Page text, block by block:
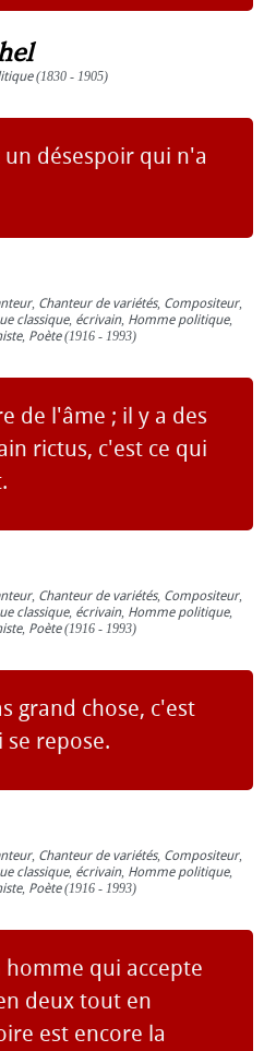
(1830 - 1905)
désespoir qui n'a
, Chanteur de variétés, Compositeur,
classique, écrivain, Homme politique,
, Poète(1916 - 1993)
de l'âme ; il y a des
rictus, c'est ce qui
, Chanteur de variétés, Compositeur,
classique, écrivain, Homme politique,
, Poète(1916 - 1993)
grand chose, c'est
repose.
, Chanteur de variétés, Compositeur,
classique, écrivain, Homme politique,
, Poète(1916 - 1993)
qui accepte
deux tout en
est encore la